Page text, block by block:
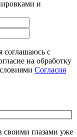
и
соглашаюсь с
на обработку
Согласия
своими глазами уже